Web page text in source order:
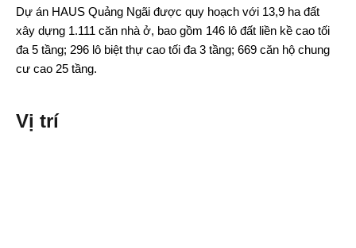
Dự án HAUS Quảng Ngãi được quy hoạch với 13,9 ha đất
xây dựng 1.111 căn nhà ở, bao gồm 146 lô đất liền kề cao tối
đa 5 tầng; 296 lô biệt thự cao tối đa 3 tầng; 669 căn hộ chung
cư cao 25 tầng.
Vị trí